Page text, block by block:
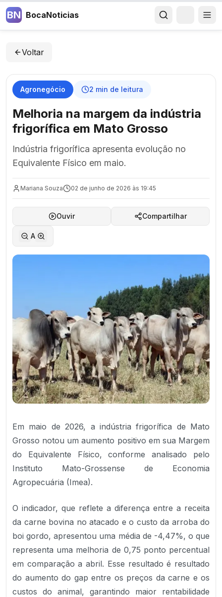
BN BocaNoticias
Voltar
Agronegócio 2 min de leitura
Melhoria na margem da indústria
frigorífica em Mato Grosso
Indústria frigorífica apresenta evolução no
Equivalente Físico em maio.
Mariana Souza 02 de junho de 2026 às 19:45
Ouvir Compartilhar
A
Em maio de 2026, a indústria frigorífica de Mato
Grosso notou um aumento positivo em sua Margem
do Equivalente Físico, conforme analisado pelo
Instituto Mato-Grossense de Economia
Agropecuária (Imea).
O indicador, que reflete a diferença entre a receita
da carne bovina no atacado e o custo da arroba do
boi gordo, apresentou uma média de -4,47%, o que
representa uma melhoria de 0,75 ponto percentual
em comparação a abril. Esse resultado é resultado
do aumento do gap entre os preços da carne e os
custos do animal, garantindo maior rentabilidade